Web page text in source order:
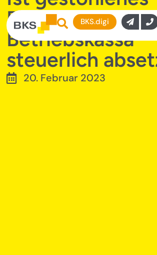
BKS.digi
Bargeld aus der
Betriebskassa
steuerlich
20. Februar 2023